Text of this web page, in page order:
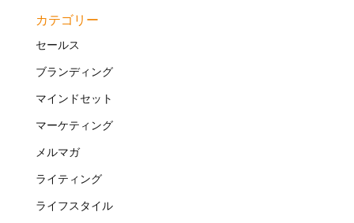
カテゴリー
セールス
ブランディング
マインドセット
マーケティング
メルマガ
ライティング
ライフスタイル